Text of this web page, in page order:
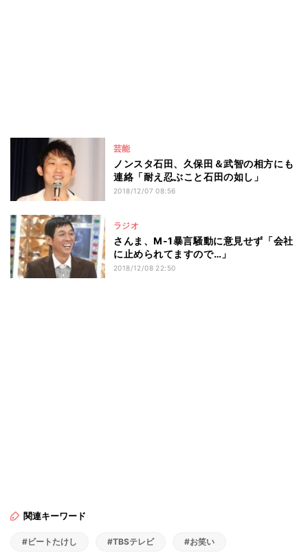
芸能
ノンスタ石田、久保田＆武智の相方にも
連絡「耐え忍ぶこと石田の如し」
2018/12/07 08:56
ラジオ
さんま、M-1暴言騒動に意見せず「会社
に止められてますので…」
2018/12/08 22:50
関連キーワード
#ビートたけし #TBSテレビ #お笑い